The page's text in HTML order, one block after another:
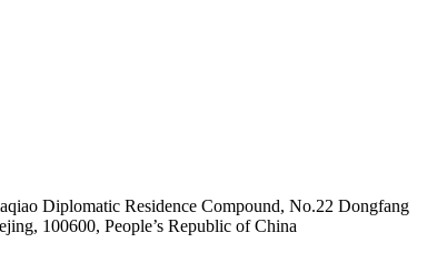
Diplomatic Residence Compound, No.22 Dongfang
100600, People’s Republic of China